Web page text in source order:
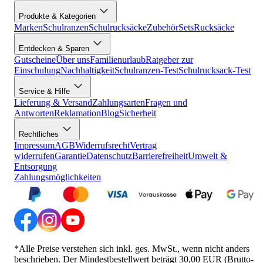
Produkte & Kategorien
MarkenSchulranzenSchulrucksäckeZubehörSetsRucksäcke
Entdecken & Sparen
GutscheineÜber unsFamilienurlaubRatgeber zur
EinschulungNachhaltigkeitSchulranzen-TestSchulrucksack-Test
Service & Hilfe
Lieferung & VersandZahlungsartenFragen und
AntwortenReklamationBlogSicherheit
Rechtliches
ImpressumAGBWiderrufsrechtVertrag
widerrufenGarantieDatenschutzBarrierefreiheitUmwelt &
Entsorgung
Zahlungsmöglichkeiten
*Alle Preise verstehen sich inkl. ges. MwSt., wenn nicht anders
beschrieben. Der Mindestbestellwert beträgt 30,00 EUR (Brutto-